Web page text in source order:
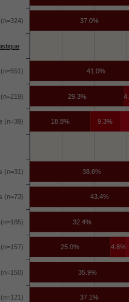
(n=73)
(n=31)
(n=39)
37.0%
41.0%
29.3%
18.8%
38.6%
43.4%
32.4%
25.0%
35.9%
37.1%
9.3%
4.8%